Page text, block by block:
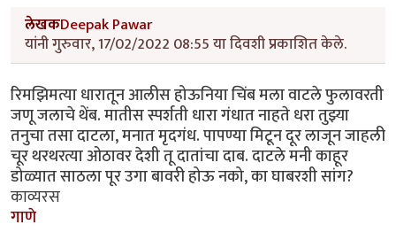
लेखकDeepak Pawar
यांनी गुरुवार, 17/02/2022 08:55 या दिवशी प्रकाशित केले.
रिमझिमत्या धारातून आलीस होऊनिया चिंब मला वाटले फुलावरती
जणू जलाचे थेंब. मातीस स्पर्शती धारा गंधात नाहते धरा तुझ्या
तनुचा तसा दाटला, मनात मृदगंध. पापण्या मिटून दूर लाजून जाहली
चूर थरथरत्या ओठावर देशी तू दातांचा दाब. दाटले मनी काहूर
डोळ्यात साठला पूर उगा बावरी होऊ नको, का घाबरशी सांग?
काव्यरस
गाणे